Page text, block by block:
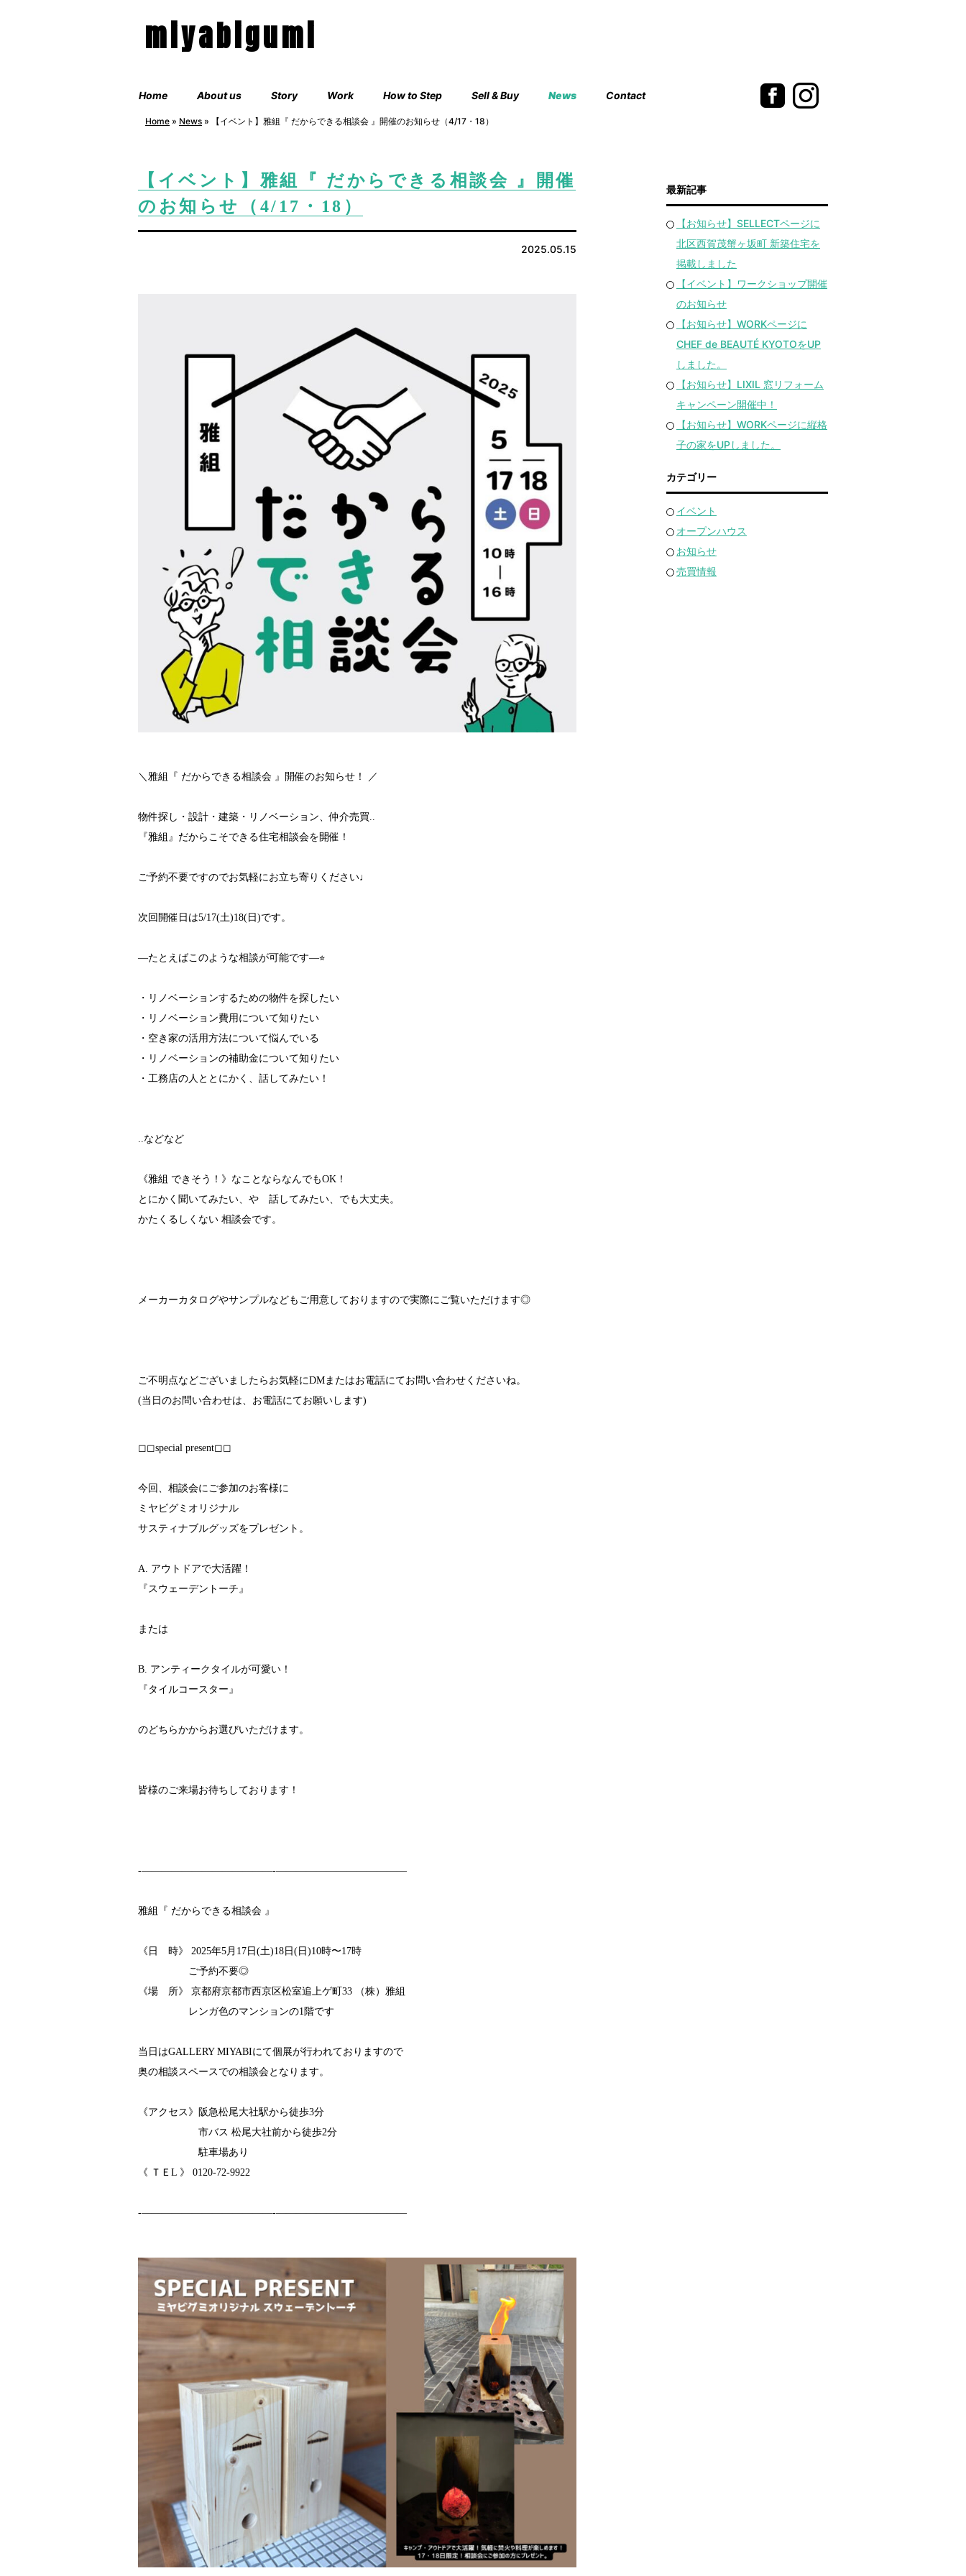
miyabigumi
Home About us Story Work How to Step Sell & Buy News Contact
Home » News » 【イベント】雅組『 だからできる相談会 』開催のお知らせ（4/17・18）
【イベント】雅組『 だからできる相談会 』開催
のお知らせ（4/17・18）
2025.05.15
＼雅組『 だからできる相談会 』開催のお知らせ！ ／
物件探し・設計・建築・リノベーション、仲介売買..
『雅組』だからこそできる住宅相談会を開催！
ご予約不要ですのでお気軽にお立ち寄りください♩
次回開催日は5/17(土)18(日)です。
—たとえばこのような相談が可能です—⭐︎
・リノベーションするための物件を探したい
・リノベーション費用について知りたい
・空き家の活用方法について悩んでいる
・リノベーションの補助金について知りたい
・工務店の人ととにかく、話してみたい！
..などなど
《雅組 できそう！》なことならなんでもOK！
とにかく聞いてみたい、や 話してみたい、でも大丈夫。
かたくるしくない 相談会です。
メーカーカタログやサンプルなどもご用意しておりますので実際にご覧いただけます◎
ご不明点などございましたらお気軽にDMまたはお電話にてお問い合わせくださいね。
(当日のお問い合わせは、お電話にてお願いします)
◻︎◻︎special present◻︎◻︎
今回、相談会にご参加のお客様に
ミヤビグミオリジナル
サスティナブルグッズをプレゼント。
A. アウトドアで大活躍！
『スウェーデントーチ』
または
B. アンティークタイルが可愛い！
『タイルコースター』
のどちらかからお選びいただけます。
皆様のご来場お待ちしております！
-—————————————-—————————————
雅組『 だからできる相談会 』
《日 時》 2025年5月17日(土)18日(日)10時〜17時
ご予約不要◎
《場 所》 京都府京都市西京区松室追上ゲ町33 （株）雅組
レンガ色のマンションの1階です
当日はGALLERY MIYABIにて個展が行われておりますので
奥の相談スペースでの相談会となります。
《アクセス》阪急松尾大社駅から徒歩3分
市バス 松尾大社前から徒歩2分
駐車場あり
《 ＴＥL 》 0120-72-9922
-—————————————-—————————————
最新記事
【お知らせ】SELLECTページに
北区西賀茂蟹ヶ坂町 新築住宅を
掲載しました
【イベント】ワークショップ開催
のお知らせ
【お知らせ】WORKページに
CHEF de BEAUTÉ KYOTOをUP
しました。
【お知らせ】LIXIL 窓リフォーム
キャンペーン開催中！
【お知らせ】WORKページに縦格
子の家をUPしました。
カテゴリー
イベント
オープンハウス
お知らせ
売買情報